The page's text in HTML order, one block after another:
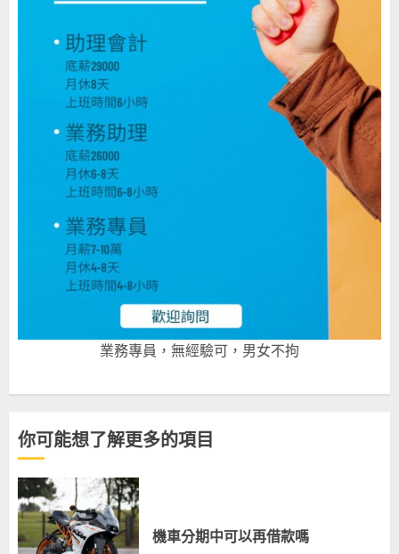
業務專員，無經驗可，男女不拘
你可能想了解更多的項目
機車分期中可以再借款嗎